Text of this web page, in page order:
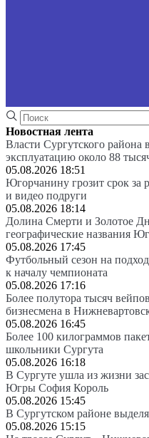
Новостная лента
Власти Сургутского района
эксплуатацию около 88
05.08.2026 18:51
Югорчанину грозит срок за
и видео подруги
05.08.2026 18:14
Долина Смерти и Золотое
географические названия
05.08.2026 17:45
Футбольный сезон на
к началу чемпионата
05.08.2026 17:16
Более полутора тысяч
бизнесмена в
05.08.2026 16:45
Более 100 килограммов
школьники Сургута
05.08.2026 16:18
В Сургуте ушла из жизни
Югры София Король
05.08.2026 15:45
В Сургутском районе
05.08.2026 15:15